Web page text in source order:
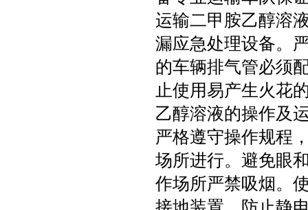
运输二甲胺乙醇溶
漏应急处理设备。
的车辆排气管必须
止使用易产生火花
乙醇溶液的操作及
严格遵守操作规程
场所进行。避免眼
作场所严禁吸烟。